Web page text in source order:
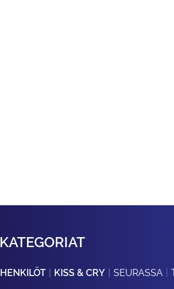
KATEGORIAT
HENKILÖT KISS & CRY SEURASSA